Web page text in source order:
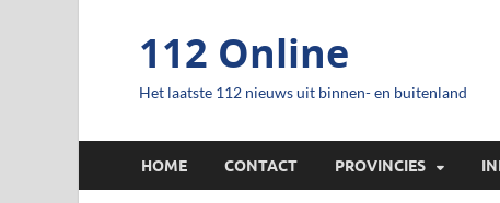
112 Online
Het laatste 112 nieuws uit binnen- en buitenland
HOME CONTACT PROVINCIES